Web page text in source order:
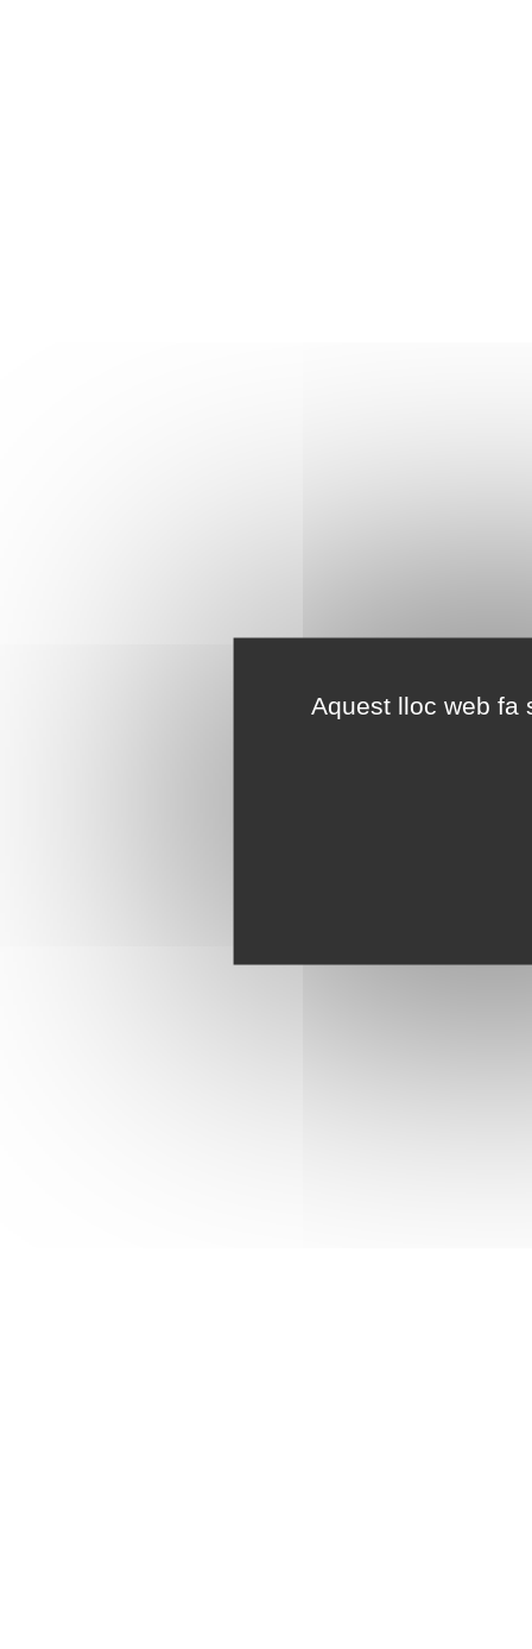
Aquest lloc web fa